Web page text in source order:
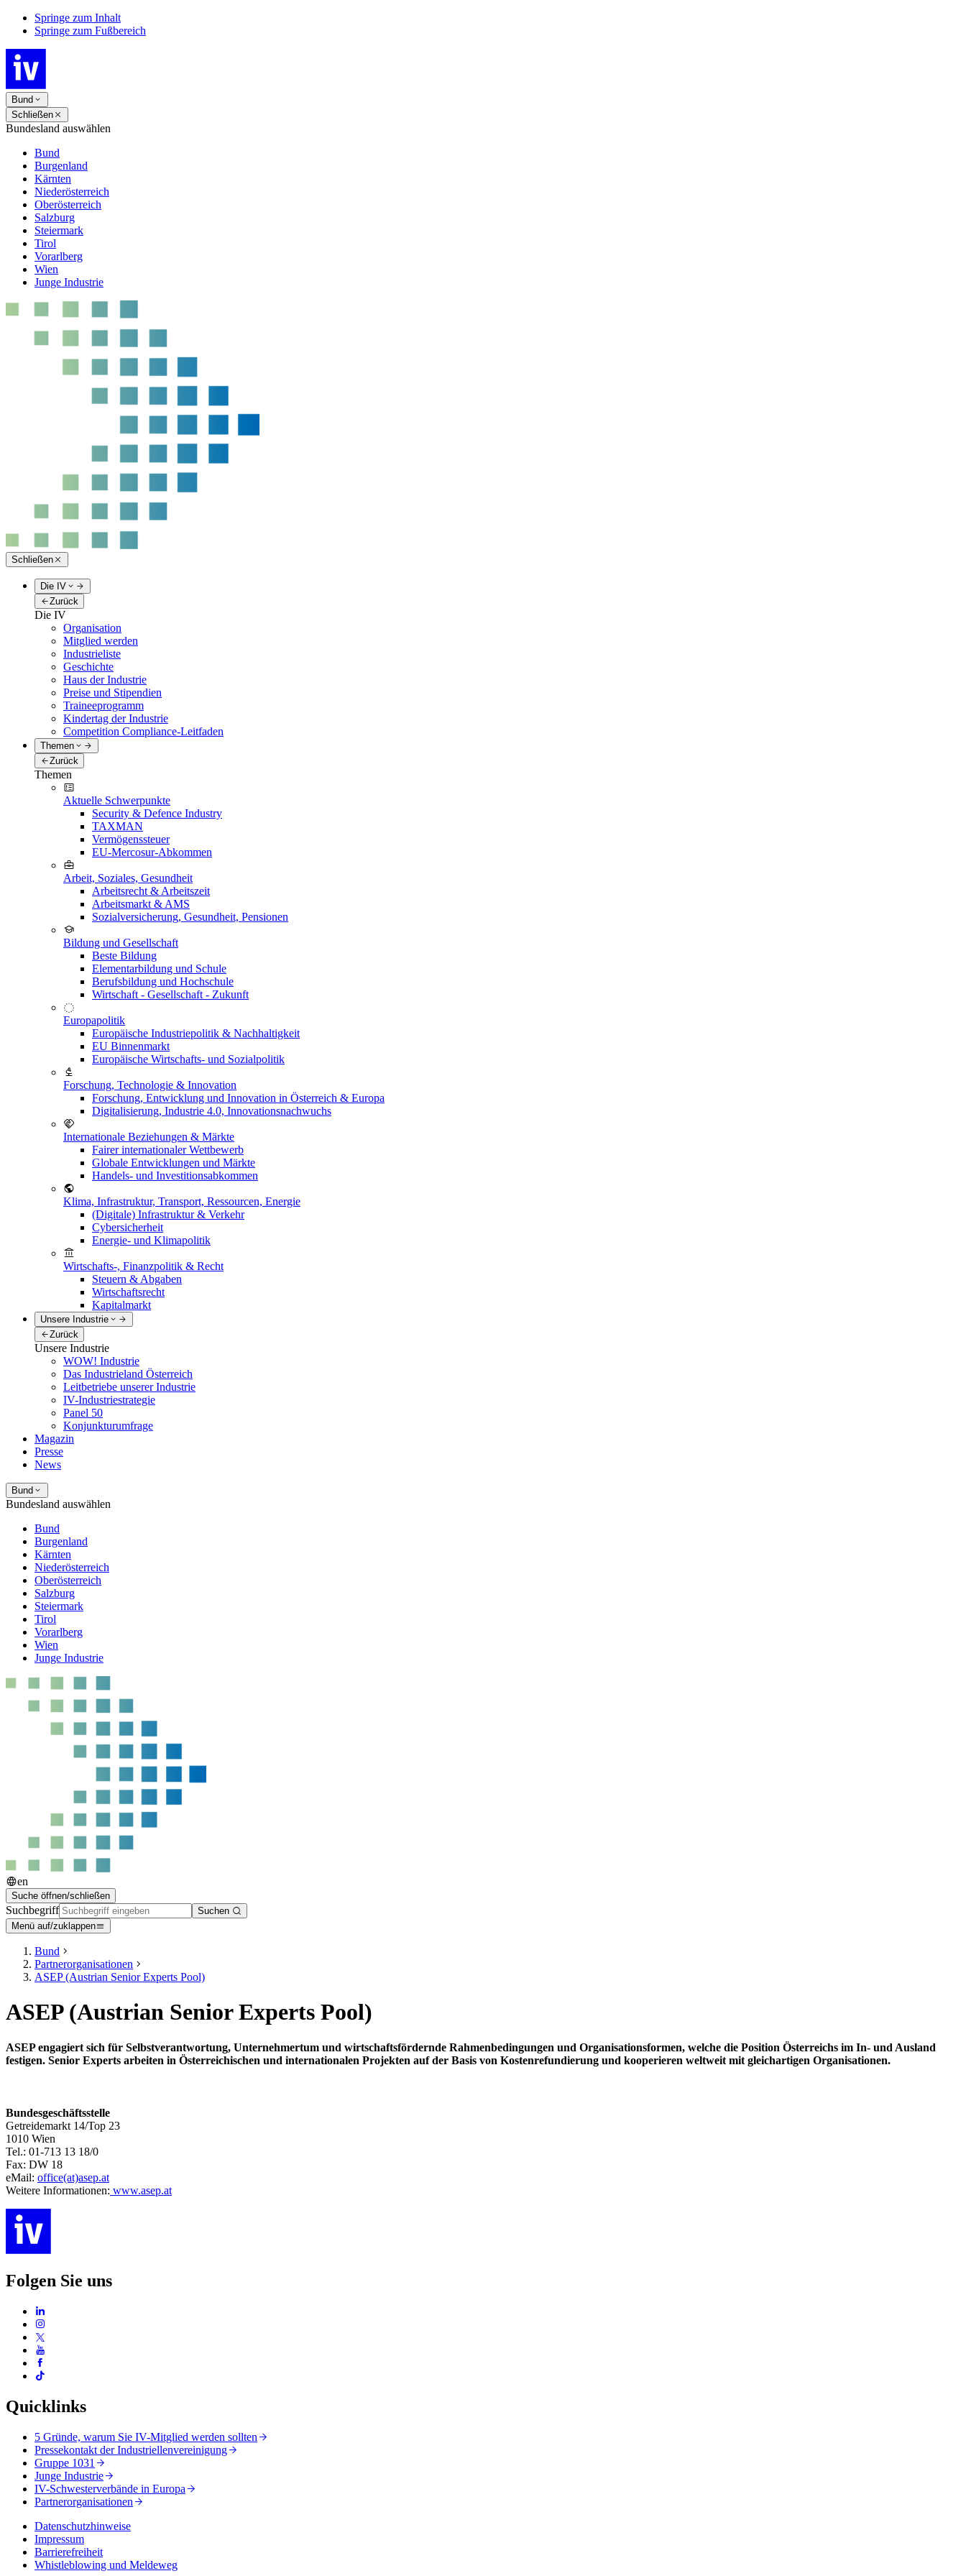
Springe zum Inhalt
Springe zum Fußbereich
Bund
Schließen
Bundesland auswählen
Bund
Burgenland
Kärnten
Niederösterreich
Oberösterreich
Salzburg
Steiermark
Tirol
Vorarlberg
Wien
Junge Industrie
Schließen
Die IV
Zurück
Die IV
Organisation
Mitglied werden
Industrieliste
Geschichte
Haus der Industrie
Preise und Stipendien
Traineeprogramm
Kindertag der Industrie
Competition Compliance-Leitfaden
Themen
Zurück
Themen
Aktuelle Schwerpunkte
Security & Defence Industry
TAXMAN
Vermögenssteuer
EU-Mercosur-Abkommen
Arbeit, Soziales, Gesundheit
Arbeitsrecht & Arbeitszeit
Arbeitsmarkt & AMS
Sozialversicherung, Gesundheit, Pensionen
Bildung und Gesellschaft
Beste Bildung
Elementarbildung und Schule
Berufsbildung und Hochschule
Wirtschaft - Gesellschaft - Zukunft
Europapolitik
Europäische Industriepolitik & Nachhaltigkeit
EU Binnenmarkt
Europäische Wirtschafts- und Sozialpolitik
Forschung, Technologie & Innovation
Forschung, Entwicklung und Innovation in Österreich & Europa
Digitalisierung, Industrie 4.0, Innovationsnachwuchs
Internationale Beziehungen & Märkte
Fairer internationaler Wettbewerb
Globale Entwicklungen und Märkte
Handels- und Investitionsabkommen
Klima, Infrastruktur, Transport, Ressourcen, Energie
(Digitale) Infrastruktur & Verkehr
Cybersicherheit
Energie- und Klimapolitik
Wirtschafts-, Finanzpolitik & Recht
Steuern & Abgaben
Wirtschaftsrecht
Kapitalmarkt
Unsere Industrie
Zurück
Unsere Industrie
WOW! Industrie
Das Industrieland Österreich
Leitbetriebe unserer Industrie
IV-Industriestrategie
Panel 50
Konjunkturumfrage
Magazin
Presse
News
Bund
Bundesland auswählen
Bund
Burgenland
Kärnten
Niederösterreich
Oberösterreich
Salzburg
Steiermark
Tirol
Vorarlberg
Wien
Junge Industrie
en
Suche öffnen/schließen
Suchbegriff
Suchen
Menü auf/zuklappen
Bund
Partnerorganisationen
ASEP (Austrian Senior Experts Pool)
ASEP (Austrian Senior Experts Pool)
ASEP engagiert sich für Selbstverantwortung, Unternehmertum und wirtschaftsfördernde Rahmenbedingungen und Organisationsformen, welche die Position Österreichs im In- und Ausland
festigen. Senior Experts arbeiten in Österreichischen und internationalen Projekten auf der Basis von Kostenrefundierung und kooperieren weltweit mit gleichartigen Organisationen.
Bundesgeschäftsstelle
Getreidemarkt 14/Top 23
1010 Wien
Tel.: 01-713 13 18/0
Fax: DW 18
eMail: office(at)asep.at
Weitere Informationen: www.asep.at
Folgen Sie uns
Quicklinks
5 Gründe, warum Sie IV-Mitglied werden sollten
Pressekontakt der Industriellenvereinigung
Gruppe 1031
Junge Industrie
IV-Schwesterverbände in Europa
Partnerorganisationen
Datenschutzhinweise
Impressum
Barrierefreiheit
Whistleblowing und Meldeweg